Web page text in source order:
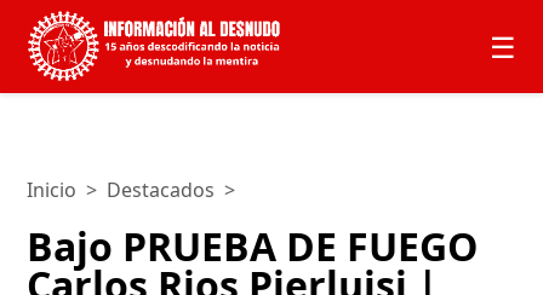
☰
Inicio > Destacados >
Bajo PRUEBA DE FUEGO
Carlos Rios Pierluisi |